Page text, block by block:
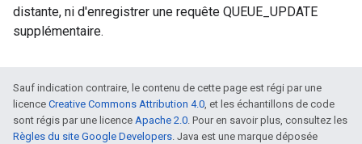
distante, ni d'enregistrer une requête QUEUE_UPDATE
supplémentaire.
Sauf indication contraire, le contenu de cette page est régi par une
licence Creative Commons Attribution 4.0, et les échantillons de code
sont régis par une licence Apache 2.0. Pour en savoir plus, consultez les
Règles du site Google Developers. Java est une marque déposée